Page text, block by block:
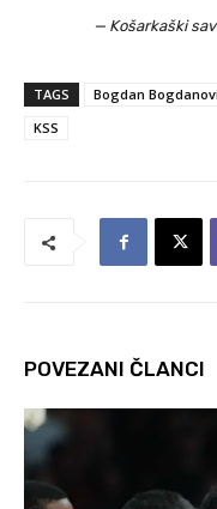
— Košarkaški
TAGS Bogdan
KSS
POVEZANI ČLANCI